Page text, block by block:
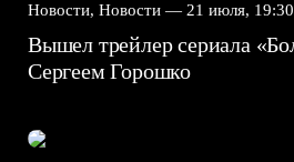
Новости, Новости — 21 июля, 19:30
Вышел трейлер сериала
Сергеем Горошко